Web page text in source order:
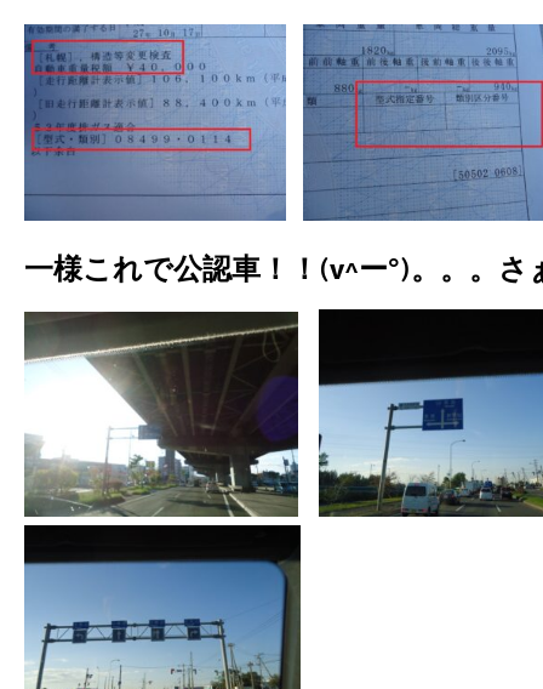
一様これで公認車！！(v^ー°)。。。さ